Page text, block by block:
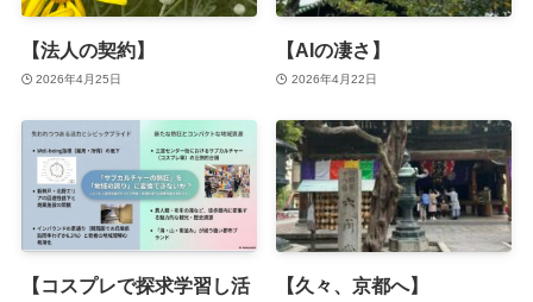
【法人の契約】
2026年4月25日
【AIの凄さ】
2026年4月22日
【コスプレで探求学習し活
【久々、京都へ】